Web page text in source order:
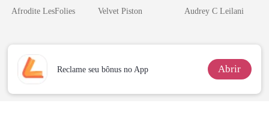
ruína
Afrodite LesFolies
irmã que
Velvet Piston
Magnata
Audrey C Leilani
Reclame seu bônus no App Abrir